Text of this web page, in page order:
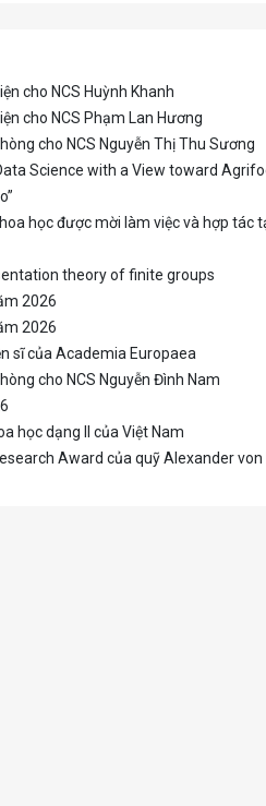
cho NCS Huỳnh Khanh
cho NCS Phạm Lan Hương
cho NCS Nguyễn Thị Thu Sương
Science with a View toward
học được mời làm việc và hợp tác
theory of finite groups
2026
2026
sĩ của Academia Europaea
cho NCS Nguyễn Đình Nam
học dạng II của Việt Nam
Award của quỹ Alexander